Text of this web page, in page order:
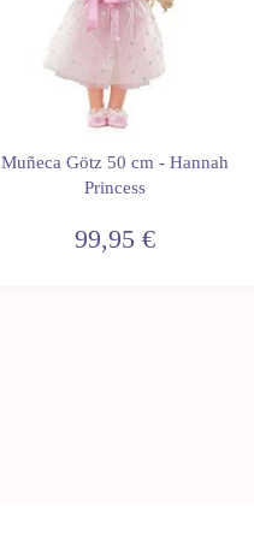
Muñeca Götz 50 cm - Hannah
Princess
99,95 €